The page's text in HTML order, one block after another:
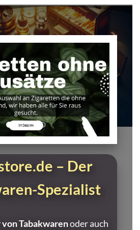
– Der
Spezialist
Tabakwarenoder auch